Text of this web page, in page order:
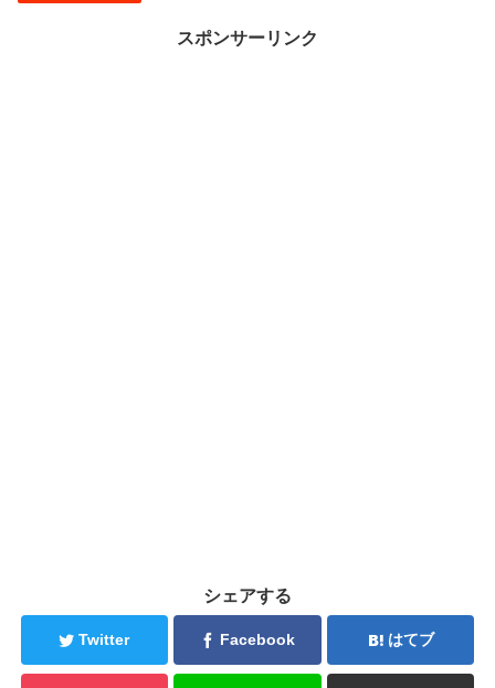
スポンサーリンク
シェアする
Twitter Facebook はてブ